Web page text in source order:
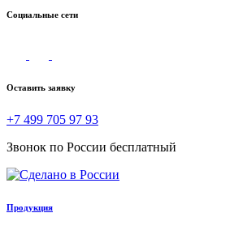
Социальные сети
Оставить заявку
+7 499 705 97 93
Звонок по России бесплатный
Продукция